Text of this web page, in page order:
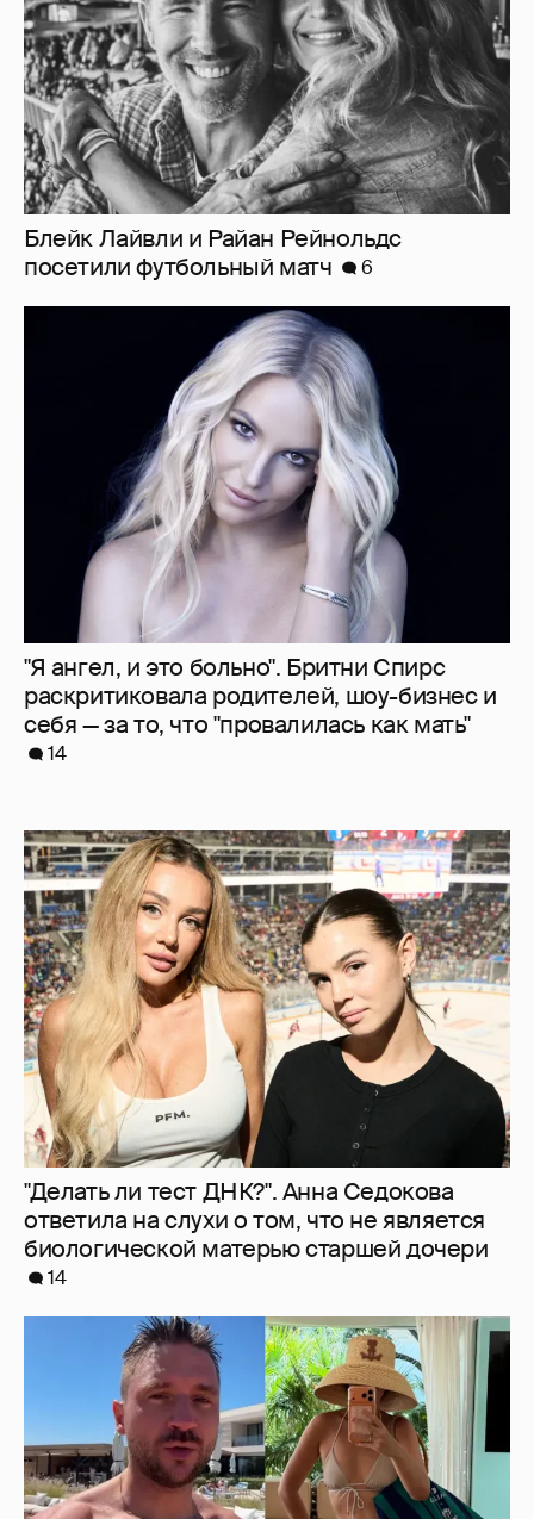
Блейк Лайвли и Райан Рейнольдс
посетили футбольный матч
6
"Я ангел, и это больно". Бритни Спирс
раскритиковала родителей, шоу-бизнес и
себя — за то, что "провалилась как мать"
14
"Делать ли тест ДНК?". Анна Седокова
ответила на слухи о том, что не является
биологической матерью старшей дочери
14